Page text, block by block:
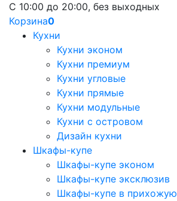
С 10:00 до 20:00, без выходных
Корзина0
Кухни
Кухни эконом
Кухни премиум
Кухни угловые
Кухни прямые
Кухни модульные
Кухни с островом
Дизайн кухни
Шкафы-купе
Шкафы-купе эконом
Шкафы-купе эксклюзив
Шкафы-купе в прихожую